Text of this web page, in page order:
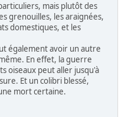
mais plutôt des
grenouilles, les araignées,
domestiques, et les
également avoir un autre
En effet, la guerre
oiseaux peut aller jusqu'à
Et un colibri blessé,
mort certaine.